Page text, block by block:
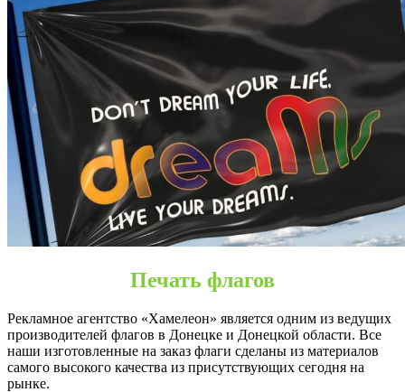
Донецк
Печать флагов
Рекламное агентство «Хамелеон» является одним из ведущих
производителей флагов в Донецке и Донецкой области. Все
наши изготовленные на заказ флаги сделаны из материалов
самого высокого качества из присутствующих сегодня на
рынке.